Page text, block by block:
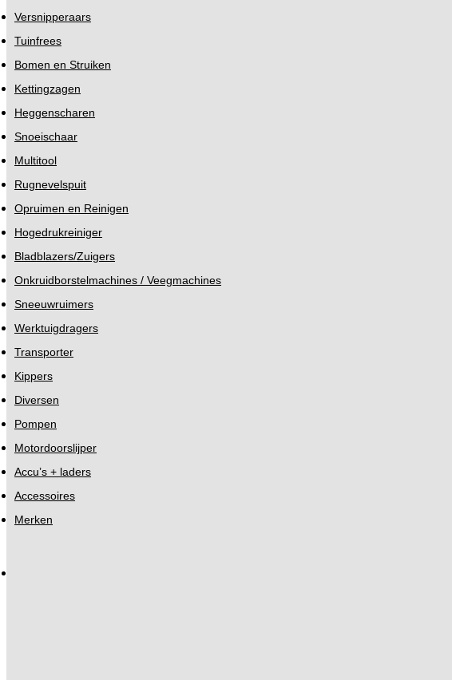
Versnipperaars
Tuinfrees
Bomen en Struiken
Kettingzagen
Heggenscharen
Snoeischaar
Multitool
Rugnevelspuit
Opruimen en Reinigen
Hogedrukreiniger
Bladblazers/Zuigers
Onkruidborstelmachines / Veegmachines
Sneeuwruimers
Werktuigdragers
Transporter
Kippers
Diversen
Pompen
Motordoorslijper
Accu’s + laders
Accessoires
Merken